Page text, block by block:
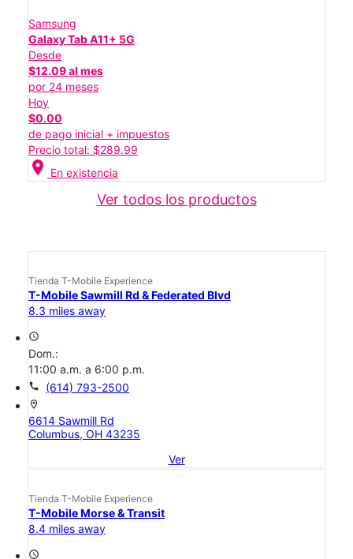
Samsung
Galaxy Tab A11+ 5G
Desde
$12.09 al mes
por 24 meses
Hoy
$0.00
de pago inicial + impuestos
Precio total: $289.99
location_on En existencia
Ver todos los productos
Tienda T-Mobile Experience
T-Mobile Sawmill Rd & Federated Blvd
8.3 miles away
access_time
Dom.:
11:00 a.m. a 6:00 p.m.
call (614) 793-2500
location_on
6614 Sawmill Rd
Columbus, OH 43235
Ver
Tienda T-Mobile Experience
T-Mobile Morse & Transit
8.4 miles away
access_time